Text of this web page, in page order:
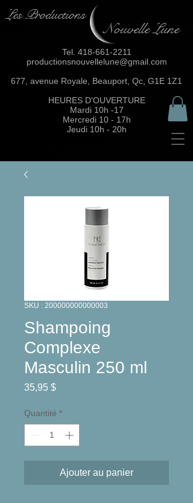
Les Productions
Nouvelle Lune
Tel. 418-661-2211
productionsnouvellelune@gmail.com
677, avenue Royale, Beauport, Qc, G1E 1Z1
HEURES D'OUVERTURE
Mardi 10h -17
Mercredi 10 - 17h
Jeudi 10h - 20h
SKU : 200000000000003
Shampoing
Complexe
Masculin 250 ml
35,95 $Prix
Quantité *
Ajouter au panier